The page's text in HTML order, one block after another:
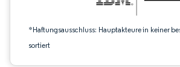
*Haftungsausschluss: Hauptakteure in keiner
sortiert